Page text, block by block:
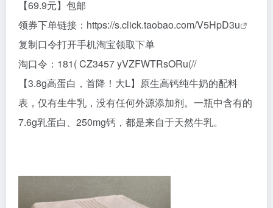
【69.9元】包邮
领券下单链接： https://s.click.taobao.com/V5HpD3u
复制口令打开手机淘宝领取下单
淘口令：181( CZ3457 yVZFWTRsORu(//
【3.8g高蛋白，首降！大L】原生高钙纯牛奶的配料
表，仅有生牛乳，没有任何外源添加剂。一瓶中含有的
7.6g乳蛋白、250mg钙，都是来自于天然牛乳。